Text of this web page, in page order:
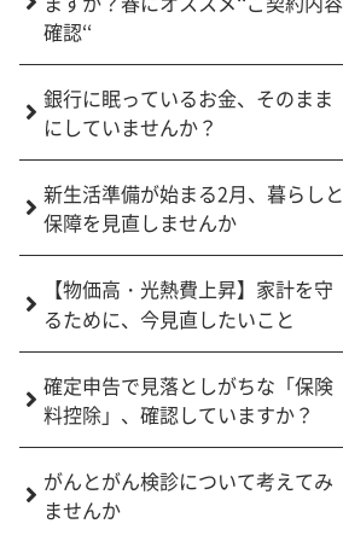
確認‘‘
銀行に眠っているお金、そのまま
にしていませんか？
新生活準備が始まる2月、暮らしと
保障を見直しませんか
【物価高・光熱費上昇】家計を守
るために、今見直したいこと
確定申告で見落としがちな「保険
料控除」、確認していますか？
がんとがん検診について考えてみ
ませんか